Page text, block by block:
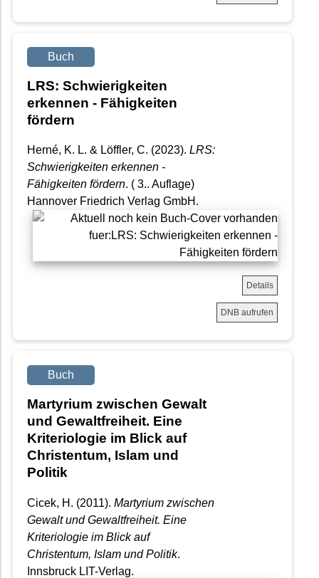
Buch
LRS: Schwierigkeiten
erkennen - Fähigkeiten
fördern
Herné, K. L. & Löffler, C. (2023). LRS:
Schwierigkeiten erkennen -
Fähigkeiten fördern. ( 3.. Auflage)
Hannover Friedrich Verlag GmbH.
Details
DNB aufrufen
Buch
Martyrium zwischen Gewalt
und Gewaltfreiheit. Eine
Kriteriologie im Blick auf
Christentum, Islam und
Politik
Cicek, H. (2011). Martyrium zwischen
Gewalt und Gewaltfreiheit. Eine
Kriteriologie im Blick auf
Christentum, Islam und Politik.
Innsbruck LIT-Verlag.